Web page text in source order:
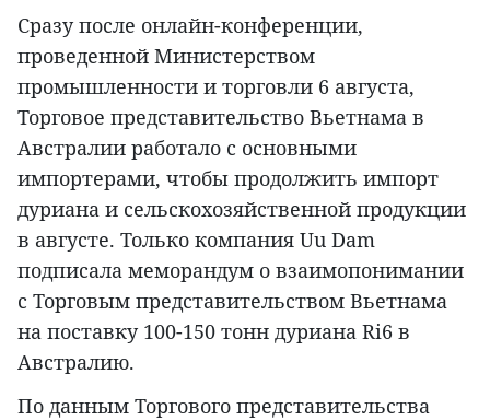
Сразу после онлайн-конференции,
проведенной Министерством
промышленности и торговли 6 августа,
Торговое представительство Вьетнама в
Австралии работало с основными
импортерами, чтобы продолжить импорт
дуриана и сельскохозяйственной продукции
в августе. Только компания Uu Dam
подписала меморандум о взаимопонимании
с Торговым представительством Вьетнама
на поставку 100-150 тонн дуриана Ri6 в
Австралию.
По данным Торгового представительства